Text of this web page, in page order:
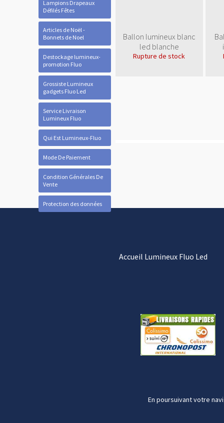
Lampions Drapeaux
Défilés Fêtes
Articles de Noël -
Bonnets de Noel
Destockage lumineux-
promotion Fluo
Grossiste Lumineux
gadgets Fluo Led
Service Livraison
Lumineux Fluo
Qui Est Lumineux-Fluo
Mode De Paiement
Condition Générales De
Vente
Protection des données
Accueil Lumineux Fluo Led
En poursuivant votre
Ballon lumineux blanc
led blanche
Rupture de stock